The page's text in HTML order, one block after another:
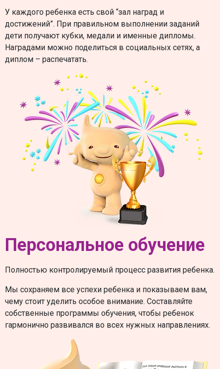
У каждого ребенка есть свой “зал наград и
достижений”. При правильном выполнении заданий
дети получают кубки, медали и именные дипломы.
Наградами можно поделиться в социальных сетях, а
диплом – распечатать.
Персональное обучение
Полностью контролируемый процесс развития ребенка.
Мы сохраняем все успехи ребенка и показываем вам,
чему стоит уделить особое внимание. Составляйте
собственные программы обучения, чтобы ребенок
гармонично развивался во всех нужных направлениях.